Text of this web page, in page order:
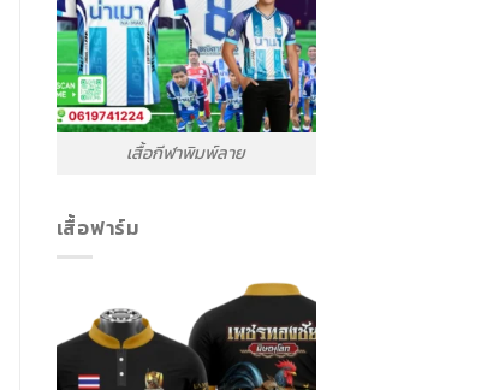
เสื้อกีฬาพิมพ์ลาย
เสื้อฟาร์ม